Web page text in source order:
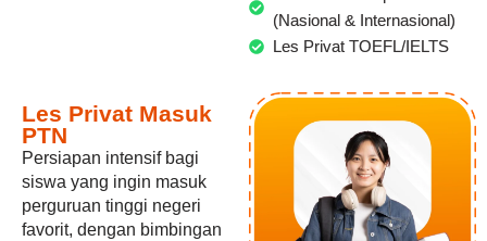
(Nasional & Internasional)
Les Privat TOEFL/IELTS
Les Privat Masuk
PTN
Persiapan intensif bagi
siswa yang ingin masuk
perguruan tinggi negeri
favorit, dengan bimbingan